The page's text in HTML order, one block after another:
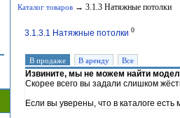
Каталог товаров → 3.1.3 Натяжные потолки
3.1.3.1 Натяжные потолки 0
В продаже В аренду Все
Извините, мы не можем найти
Скорее всего вы задали слишком
Если вы уверены, что в каталоге